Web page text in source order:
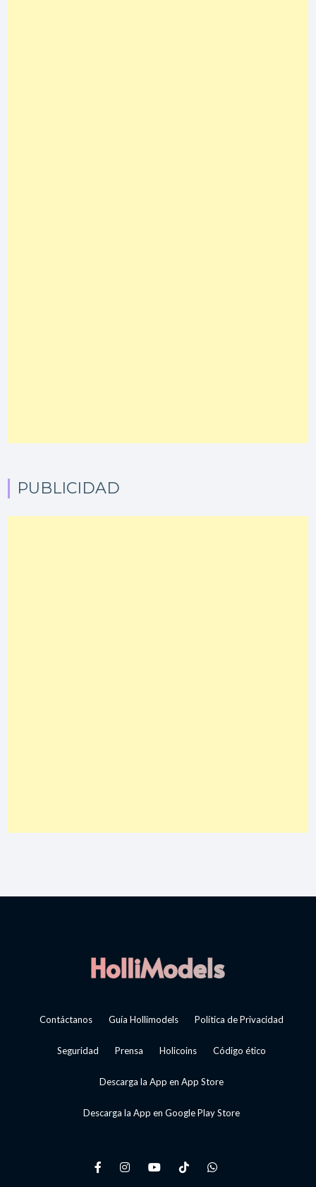
PUBLICIDAD
Contáctanos Guía Hollimodels Política de Privacidad
Seguridad Prensa Holicoins Código ético
Descarga la App en App Store
Descarga la App en Google Play Store